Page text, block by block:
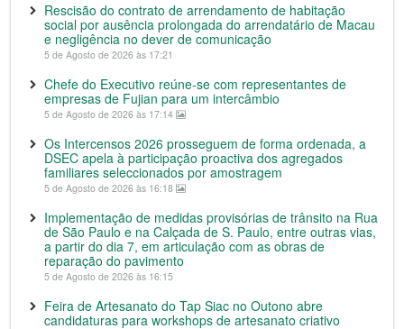
Rescisão do contrato de arrendamento de habitação
social por ausência prolongada do arrendatário de Macau
e negligência no dever de comunicação
5 de Agosto de 2026 às 17:21
Chefe do Executivo reúne-se com representantes de
empresas de Fujian para um intercâmbio
5 de Agosto de 2026 às 17:14
Os Intercensos 2026 prosseguem de forma ordenada, a
DSEC apela à participação proactiva dos agregados
familiares seleccionados por amostragem
5 de Agosto de 2026 às 16:18
Implementação de medidas provisórias de trânsito na Rua
de São Paulo e na Calçada de S. Paulo, entre outras vias,
a partir do dia 7, em articulação com as obras de
reparação do pavimento
5 de Agosto de 2026 às 16:15
Feira de Artesanato do Tap Siac no Outono abre
candidaturas para workshops de artesanato criativo